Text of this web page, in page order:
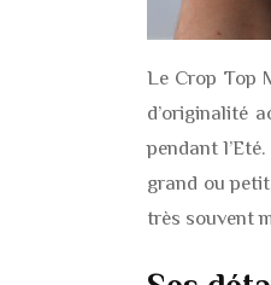
Le Crop Top
d’originalité
pendant
grand ou
très souvent